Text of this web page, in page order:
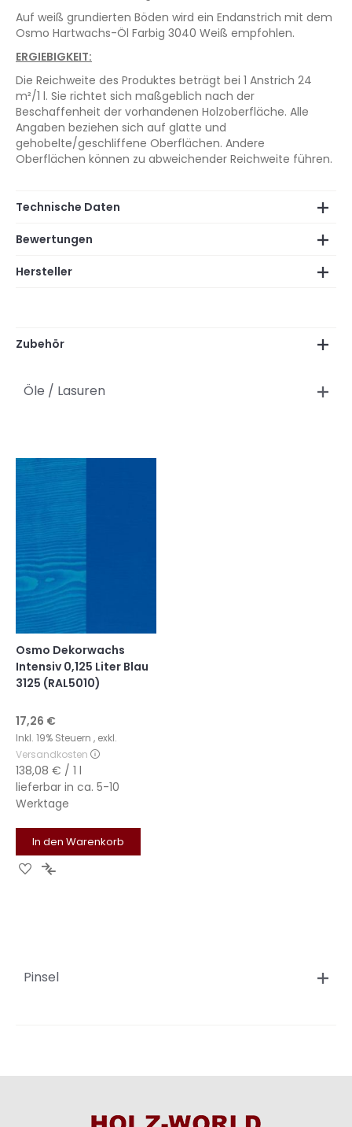
Auf weiß grundierten Böden wird ein Endanstrich mit dem
Osmo Hartwachs-Öl Farbig 3040 Weiß empfohlen.
ERGIEBIGKEIT:
Die Reichweite des Produktes beträgt bei 1 Anstrich 24
m²/1 l. Sie richtet sich maßgeblich nach der
Beschaffenheit der vorhandenen Holzoberfläche. Alle
Angaben beziehen sich auf glatte und
gehobelte/geschliffene Oberflächen. Andere
Oberflächen können zu abweichender Reichweite führen.
Technische Daten
Bewertungen
Hersteller
Zubehör
Öle / Lasuren
Osmo Dekorwachs
Intensiv 0,125 Liter Blau
3125 (RAL5010)
17,26 €
Inkl. 19% Steuern , exkl.
Versandkosten
138,08 € / 1 l
lieferbar in ca. 5-10
Werktage
In den Warenkorb
Zur Zur
Pinsel